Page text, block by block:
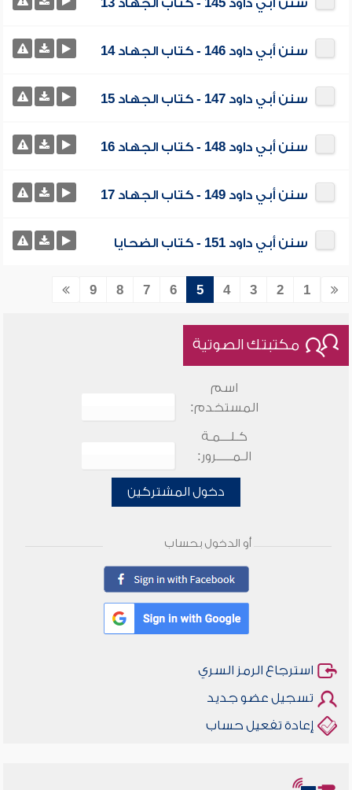
سنن أبي داود 145 - كتاب الجهاد 13
سنن أبي داود 146 - كتاب الجهاد 14
سنن أبي داود 147 - كتاب الجهاد 15
سنن أبي داود 148 - كتاب الجهاد 16
سنن أبي داود 149 - كتاب الجهاد 17
سنن أبي داود 151 - كتاب الضحايا
1
2
3
4
5
6
7
8
9
مكتبتك الصوتية
اسم
المستخدم:
كـلـــمـة
الـمـــــرور:
دخول المشتركين
أو الدخول بحساب
استرجاع الرمز السري
تسجيل عضو جديد
إعادة تفعيل حساب